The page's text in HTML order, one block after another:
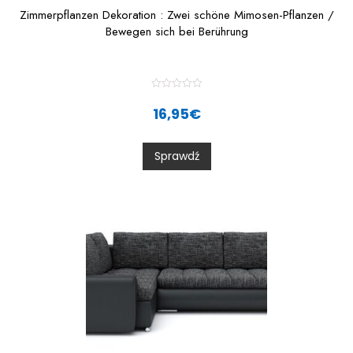
Zimmerpflanzen Dekoration : Zwei schöne Mimosen-Pflanzen /
Bewegen sich bei Berührung
0
o
u
t
16,95€
Sprawdź